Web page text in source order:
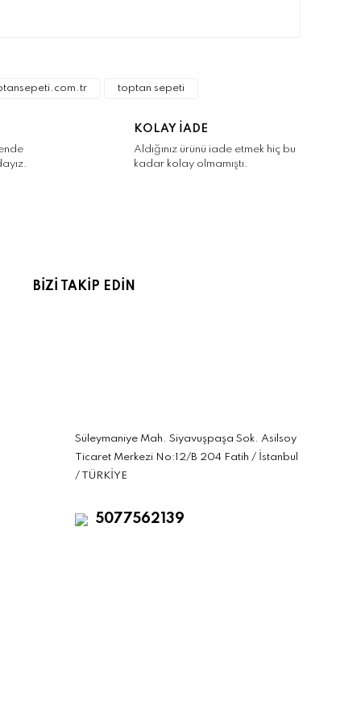
toptan sepeti
KOLAY İADE
Aldığınız ürünü iade etmek hiç bu
kadar kolay olmamıştı.
BİZİ TAKİP EDİN
Süleymaniye Mah. Siyavuşpaşa Sok. Asilsoy
Ticaret Merkezi No:12/B 204 Fatih / İstanbul
/ TÜRKİYE
5077562139